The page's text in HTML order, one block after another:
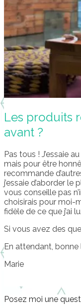
Les produits
avant ?
Pas tous ! J’essaie
mais pour être
recommande
j’essaie d’aborder
vous conseille pas
choisirais pour moi-
fidèle de ce que j’ai lu.
Si vous avez des
En attendant,
Marie
Posez moi une